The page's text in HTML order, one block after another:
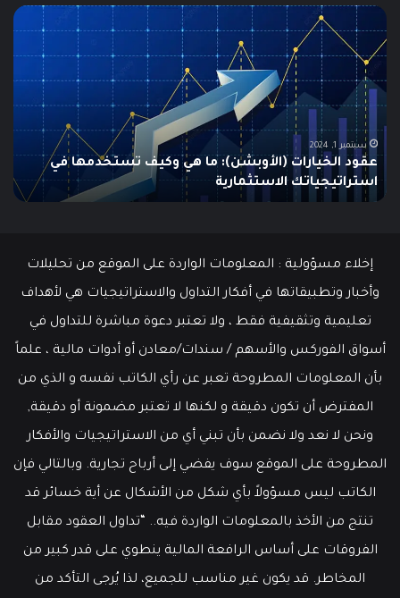
ما
هو
الـ
Swing
دليلك
الشامل
للمبتدئين
يونيو 10, 2025
ما هو الـ Swing Trading؟ دليلك الشامل للمبتدئين
إخلاء مسؤولية : المعلومات الواردة على الموقع من تحليلات
وأخبار وتطبيقاتها في أفكار التداول والاستراتيجيات هي لأهداف
تعليمية وتثقيفية فقط ، ولا تعتبر دعوة مباشرة للتداول في
أسواق الفوركس والأسهم / سندات/معادن أو أدوات مالية ، علماً
بأن المعلومات المطروحة تعبر عن رأي الكاتب نفسه و الذي من
المفترض أن تكون دقيقة و لكنها لا تعتبر مضمونة أو دقيقة,
ونحن لا نعد ولا نضمن بأن تبني أي من الاستراتيجيات والأفكار
المطروحة على الموقع سوف يفضي إلى أرباح تجارية. وبالتالي فإن
الكاتب ليس مسؤولاً بأي شكل من الأشكال عن أية خسائر قد
تنتج من الأخذ بالمعلومات الواردة فيه.. “تداول العقود مقابل
الفروقات على أساس الرافعة المالية ينطوي على قدر كبير من
المخاطر. قد يكون غير مناسب للجميع، لذا يُرجى التأكد من